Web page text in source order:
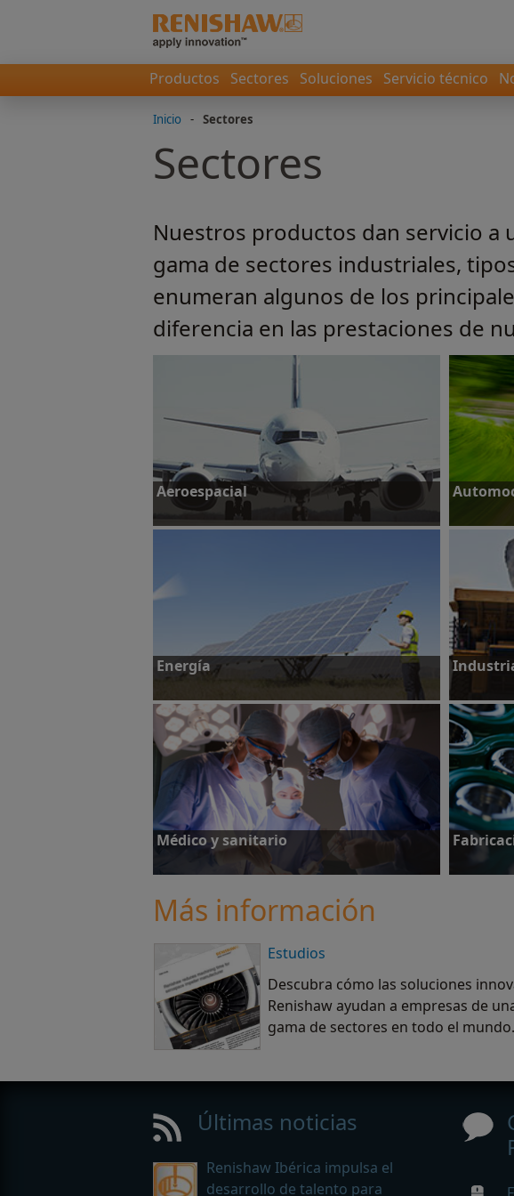
Productos Sectores Soluciones Servicio técnico
Inicio - Sectores
Sectores
Nuestros productos dan servicio a
gama de sectores industriales,
enumeran algunos de los
diferencia en las prestaciones de
Aeroespacial
Más
Energía
Más información Más
Médico y sanitario
Más información
Más información
Estudios
Descubra cómo las soluciones
Renishaw ayudan a empresas de
gama de sectores en todo el mundo.
Últimas noticias
Renishaw Ibérica impulsa el
desarrollo de talento para